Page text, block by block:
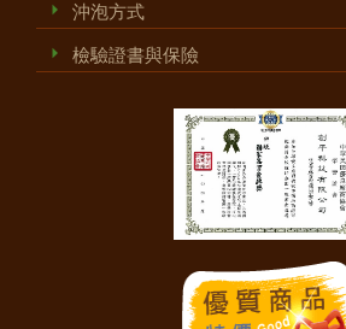
沖泡方式
檢驗證書與保險